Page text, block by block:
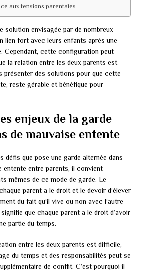
aux tensions parentales
solution envisagée par de nombreux
lien fort avec leurs enfants après une
Cependant, cette configuration peut
la relation entre les deux parents est
présenter des solutions pour que cette
reste gérable et bénéfique pour
enjeux de la garde
de mauvaise entente
défis que pose une garde alternée dans
entente entre parents, il convient
mêmes de ce mode de garde. Le
parent a le droit et le devoir d’élever
du fait qu’il vive ou non avec l’autre
que chaque parent a le droit d’avoir
partie du temps.
entre les deux parents est difficile,
du temps et des responsabilités peut se
de conflit. C’est pourquoi il